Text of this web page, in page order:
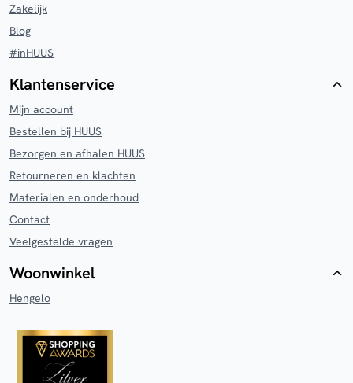
Zakelijk
Blog
#inHUUS
Klantenservice
Mijn account
Bestellen bij HUUS
Bezorgen en afhalen HUUS
Retourneren en klachten
Materialen en onderhoud
Contact
Veelgestelde vragen
Woonwinkel
Hengelo